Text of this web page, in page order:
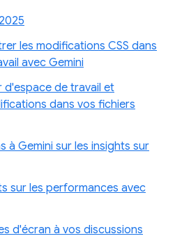
les modifications CSS dans
avec Gemini
d'espace de travail et
dans vos fichiers
à Gemini sur les insights sur
sur les performances avec
d'écran à vos discussions